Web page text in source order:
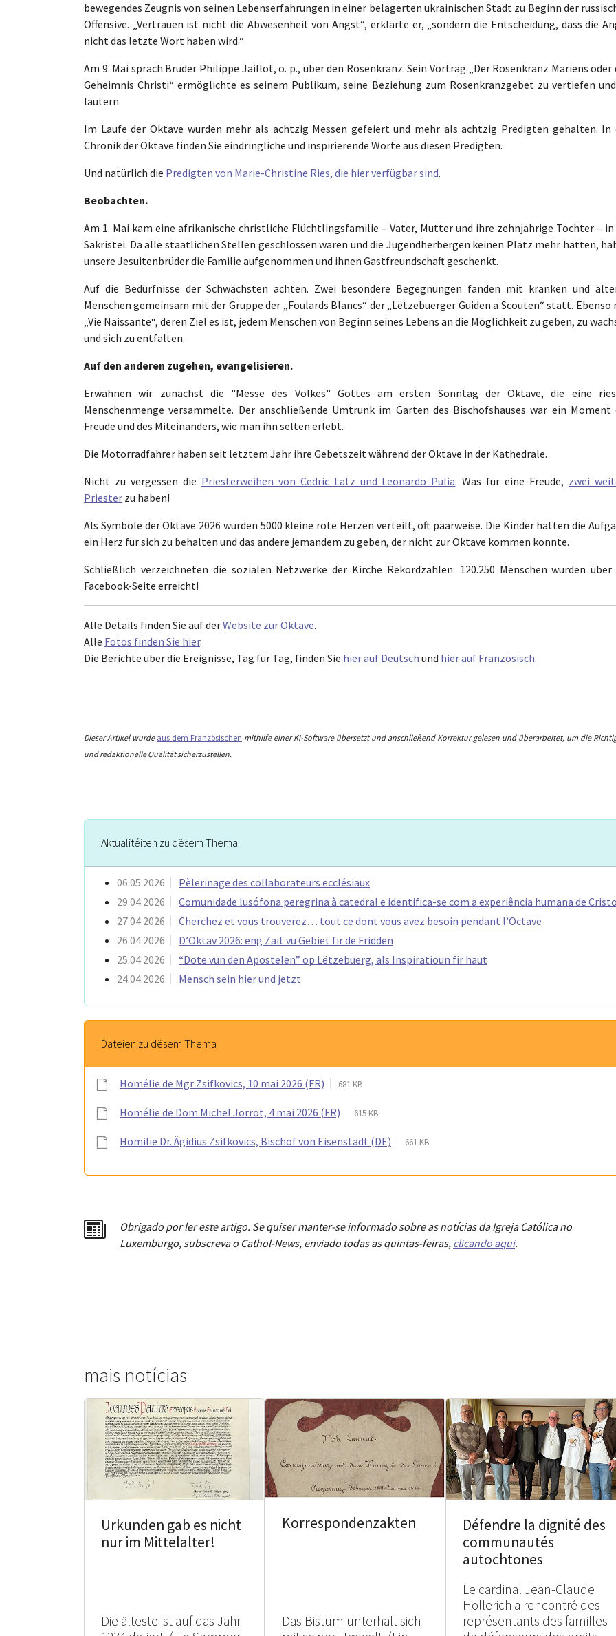
bewegendes Zeugnis von seinen Lebenserfahrungen in einer belagerten ukrainischen Stadt zu Beginn der
Offensive. „Vertrauen ist nicht die Abwesenheit von Angst“, erklärte er, „sondern die Entscheidung, dass die
nicht das letzte Wort haben wird.“
Am 9. Mai sprach Bruder Philippe Jaillot, o. p., über den Rosenkranz. Sein Vortrag „Der Rosenkranz Mariens oder
Geheimnis Christi“ ermöglichte es seinem Publikum, seine Beziehung zum Rosenkranzgebet zu vertiefen
läutern.
Im Laufe der Oktave wurden mehr als achtzig Messen gefeiert und mehr als achtzig Predigten gehalten. In
Chronik der Oktave finden Sie eindringliche und inspirierende Worte aus diesen Predigten.
Und natürlich die Predigten von Marie-Christine Ries, die hier verfügbar sind.
Beobachten.
Am 1. Mai kam eine afrikanische christliche Flüchtlingsfamilie – Vater, Mutter und ihre zehnjährige Tochter – in
Sakristei. Da alle staatlichen Stellen geschlossen waren und die Jugendherbergen keinen Platz mehr hatten,
unsere Jesuitenbrüder die Familie aufgenommen und ihnen Gastfreundschaft geschenkt.
Auf die Bedürfnisse der Schwächsten achten. Zwei besondere Begegnungen fanden mit kranken und
Menschen gemeinsam mit der Gruppe der „Foulards Blancs“ der „Lëtzebuerger Guiden a Scouten“ statt.
„Vie Naissante“, deren Ziel es ist, jedem Menschen von Beginn seines Lebens an die Möglichkeit zu geben, zu
und sich zu entfalten.
Auf den anderen zugehen, evangelisieren.
Erwähnen wir zunächst die "Messe des Volkes" Gottes am ersten Sonntag der Oktave, die eine
Menschenmenge versammelte. Der anschließende Umtrunk im Garten des Bischofshauses war ein Moment
Freude und des Miteinanders, wie man ihn selten erlebt.
Die Motorradfahrer haben seit letztem Jahr ihre Gebetszeit während der Oktave in der Kathedrale.
Nicht zu vergessen die Priesterweihen von Cedric Latz und Leonardo Pulia. Was für eine Freude, zwei
Priester zu haben!
Als Symbole der Oktave 2026 wurden 5000 kleine rote Herzen verteilt, oft paarweise. Die Kinder hatten die
ein Herz für sich zu behalten und das andere jemandem zu geben, der nicht zur Oktave kommen konnte.
Schließlich verzeichneten die sozialen Netzwerke der Kirche Rekordzahlen: 120.250 Menschen wurden über
Facebook-Seite erreicht!
Alle Details finden Sie auf derWebsite zur Oktave.
Alle Fotos finden Sie hier.
Die Berichte über die Ereignisse, Tag für Tag, finden Sie hier auf Deutsch und hier auf Französisch.
Dieser Artikel wurde aus dem Französischen mithilfe einer KI-Software übersetzt und anschließend Korrektur gelesen und überarbeitet, um die
und redaktionelle Qualität sicherzustellen.
Aktualitéiten zu dësem Thema
06.05.2026
Pèlerinage des collaborateurs ecclésiaux
29.04.2026
Comunidade lusófona peregrina à catedral e identifica-se com a experiência humana de
27.04.2026
Cherchez et vous trouverez… tout ce dont vous avez besoin pendant l’Octave
26.04.2026
D’Oktav 2026: eng Zäit vu Gebiet fir de Fridden
25.04.2026
“Dote vun den Apostelen” op Lëtzebuerg, als Inspiratioun fir haut
24.04.2026
Mensch sein hier und jetzt
Dateien zu dësem Thema
Homélie de Mgr Zsifkovics, 10 mai 2026 (FR) 681 KB
Homélie de Dom Michel Jorrot, 4 mai 2026 (FR) 615 KB
Homilie Dr. Ägidius Zsifkovics, Bischof von Eisenstadt (DE) 661 KB
Obrigado por ler este artigo. Se quiser manter-se informado sobre as notícias da Igreja Católica no
Luxemburgo, subscreva o Cathol-News, enviado todas as quintas-feiras, clicando aqui.
mais notícias
Urkunden gab es nicht
nur im Mittelalter!
Die älteste ist auf das Jahr
Korrespondenzakten
Das Bistum unterhält sich
Défendre la dignité des
communautés
autochtones
Le cardinal Jean-Claude
Hollerich a rencontré des
représentants des familles